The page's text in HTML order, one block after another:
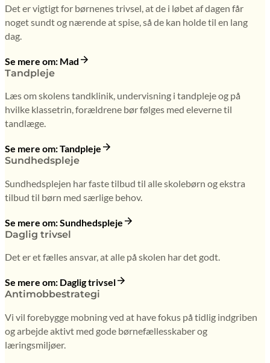
Det er vigtigt for børnenes trivsel, at de i løbet af dagen får
noget sundt og nærende at spise, så de kan holde til en lang
dag.
Se mere om: Mad
Tandpleje
Læs om skolens tandklinik, undervisning i tandpleje og på
hvilke klassetrin, forældrene bør følges med eleverne til
tandlæge.
Se mere om: Tandpleje
Sundhedspleje
Sundhedsplejen har faste tilbud til alle skolebørn og ekstra
tilbud til børn med særlige behov.
Se mere om: Sundhedspleje
Daglig trivsel
Det er et fælles ansvar, at alle på skolen har det godt.
Se mere om: Daglig trivsel
Antimobbestrategi
Vi vil forebygge mobning ved at have fokus på tidlig indgriben
og arbejde aktivt med gode børnefællesskaber og
læringsmiljøer.